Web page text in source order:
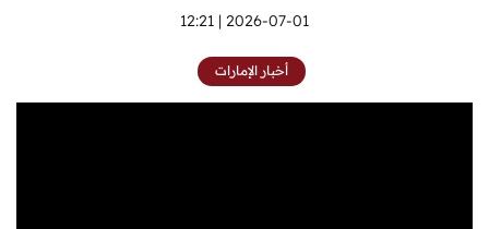
2026-07-01 | 12:21
أخبار الإمارات